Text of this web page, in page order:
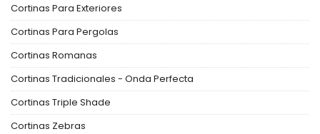
Cortinas Para Exteriores
Cortinas Para Pergolas
Cortinas Romanas
Cortinas Tradicionales - Onda Perfecta
Cortinas Triple Shade
Cortinas Zebras